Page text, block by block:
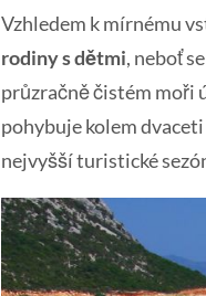
Vzhledem k mírnému
rodiny s dětmi, neboť
průzračně čistém moři
pohybuje kolem
nejvyšší turistické